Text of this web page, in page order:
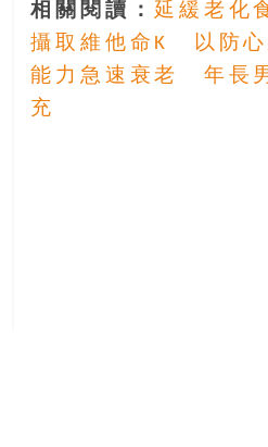
相關閱讀：延緩老化
攝取維他命K 以防心
能力急速衰老 年長
充